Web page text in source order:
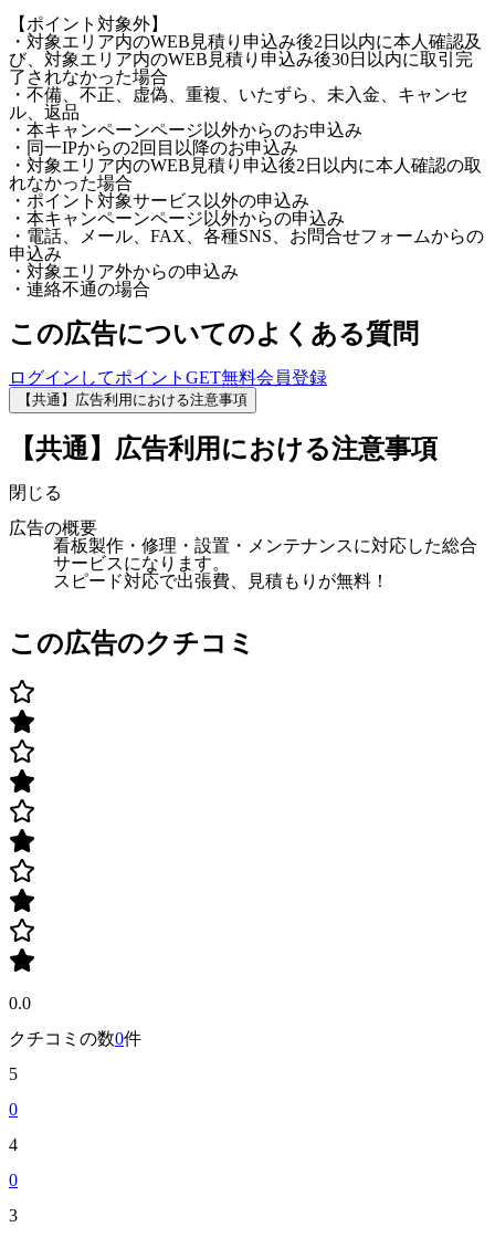
【ポイント対象外】
・対象エリア内のWEB見積り申込み後2日以内に本人確認及
び、対象エリア内のWEB見積り申込み後30日以内に取引完
了されなかった場合
・不備、不正、虚偽、重複、いたずら、未入金、キャンセ
ル、返品
・本キャンペーンページ以外からのお申込み
・同一IPからの2回目以降のお申込み
・対象エリア内のWEB見積り申込後2日以内に本人確認の取
れなかった場合
・ポイント対象サービス以外の申込み
・本キャンペーンページ以外からの申込み
・電話、メール、FAX、各種SNS、お問合せフォームからの
申込み
・対象エリア外からの申込み
・連絡不通の場合
この広告についてのよくある質問
ログインしてポイントGET無料会員登録
【共通】広告利用における注意事項
【共通】広告利用における注意事項
閉じる
広告の概要
看板製作・修理・設置・メンテナンスに対応した総合
サービスになります。
スピード対応で出張費、見積もりが無料！
この広告のクチコミ
0.0
クチコミの数0件
5
0
4
0
3